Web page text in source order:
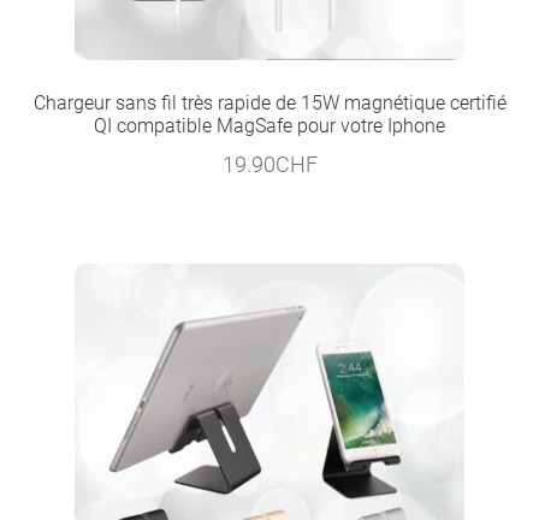
Chargeur sans fil très rapide de 15W magnétique certifié
QI compatible MagSafe pour votre Iphone
19.90CHF